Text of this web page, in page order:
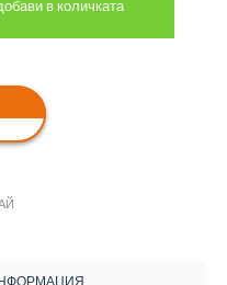
в количката